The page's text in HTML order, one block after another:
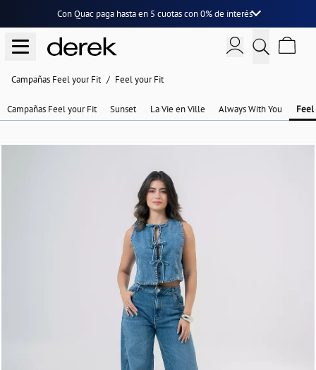
Con Quac paga hasta en 5 cuotascon0% de interés
Campañas Feel your Fit Feel your Fit
Campañas Feel your Fit Sunset La Vie en Ville Always With You Feel